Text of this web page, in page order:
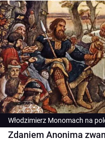
Włodzimierz Monomach na
Zdaniem Anonima